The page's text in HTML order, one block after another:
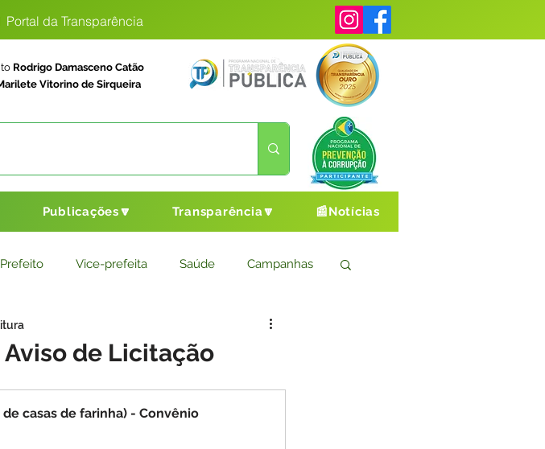
Portal da Transparência
Rodrigo Damasceno Catão
Vitorino de Sirqueira
Publicações🔽 Transparência🔽 📰Notícias
Prefeito Vice-prefeita Saúde Campanhas
Cultura e Esporte
Assistência Social Meio Ambiente Obras
de Licitação
casas de farinha) - Convênio